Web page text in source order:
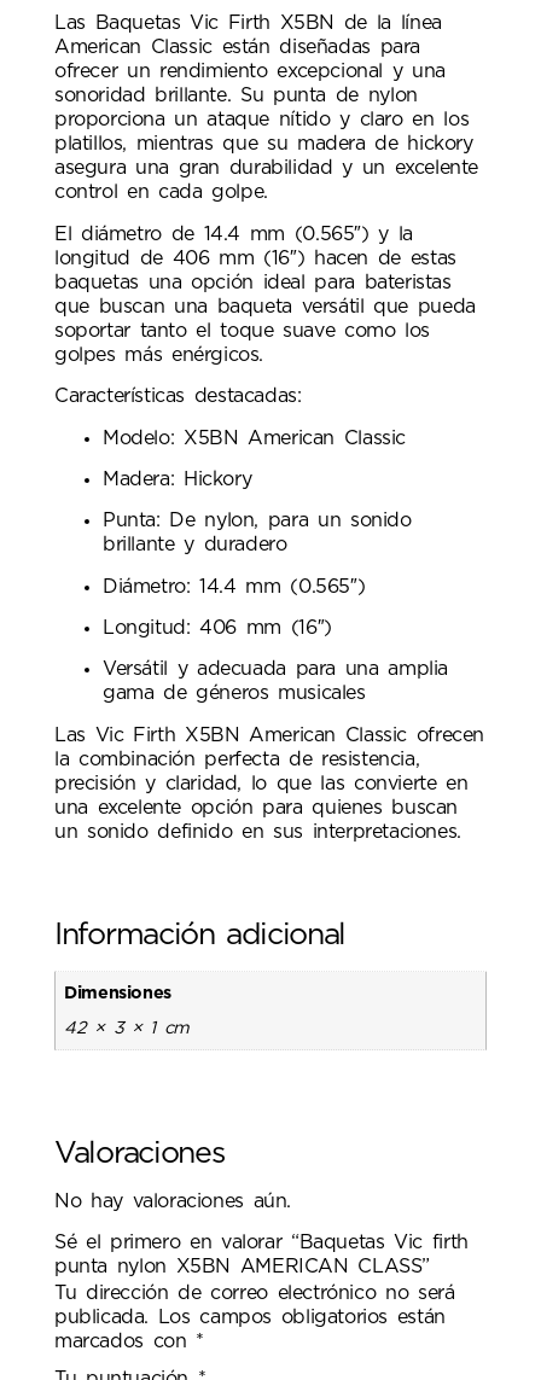
Las Baquetas Vic Firth X5BN de la línea
American Classic están diseñadas para
ofrecer un rendimiento excepcional y una
sonoridad brillante. Su punta de nylon
proporciona un ataque nítido y claro en los
platillos, mientras que su madera de hickory
asegura una gran durabilidad y un excelente
control en cada golpe.
El diámetro de 14.4 mm (0.565″) y la
longitud de 406 mm (16″) hacen de estas
baquetas una opción ideal para bateristas
que buscan una baqueta versátil que pueda
soportar tanto el toque suave como los
golpes más enérgicos.
Características destacadas:
Modelo: X5BN American Classic
Madera: Hickory
Punta: De nylon, para un sonido
brillante y duradero
Diámetro: 14.4 mm (0.565″)
Longitud: 406 mm (16″)
Versátil y adecuada para una amplia
gama de géneros musicales
Las Vic Firth X5BN American Classic ofrecen
la combinación perfecta de resistencia,
precisión y claridad, lo que las convierte en
una excelente opción para quienes buscan
un sonido definido en sus interpretaciones.
Información adicional
Dimensiones
42 × 3 × 1 cm
Valoraciones
No hay valoraciones aún.
Sé el primero en valorar “Baquetas Vic firth
punta nylon X5BN AMERICAN CLASS”
Tu dirección de correo electrónico no será
publicada.
Los campos obligatorios están
marcados con *